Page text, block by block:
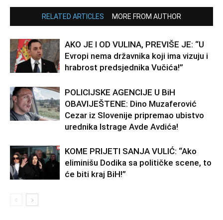
RELATED ARTICLES MORE FROM AUTHOR
AKO JE I OD VULINA, PREVIŠE JE: “U
Evropi nema državnika koji ima vizuju i
hrabrost predsjednika Vučića!”
POLICIJSKE AGENCIJE U BiH
OBAVIJEŠTENE: Dino Muzaferović
Cezar iz Slovenije pripremao ubistvo
urednika Istrage Avde Avdića!
KOME PRIJETI SANJA VULIĆ: “Ako
eliminišu Dodika sa političke scene, to
će biti kraj BiH!”